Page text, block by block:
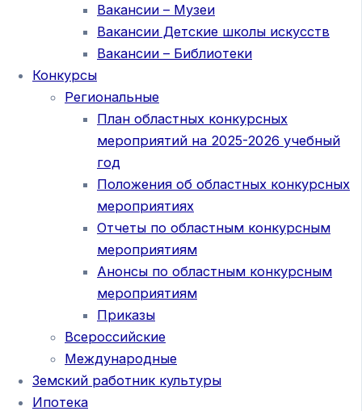
Вакансии – Музеи
Вакансии Детские школы искусств
Вакансии – Библиотеки
Конкурсы
Региональные
План областных конкурсных
мероприятий на 2025-2026 учебный
год
Положения об областных конкурсных
мероприятиях
Отчеты по областным конкурсным
мероприятиям
Анонсы по областным конкурсным
мероприятиям
Приказы
Всероссийские
Международные
Земский работник культуры
Ипотека